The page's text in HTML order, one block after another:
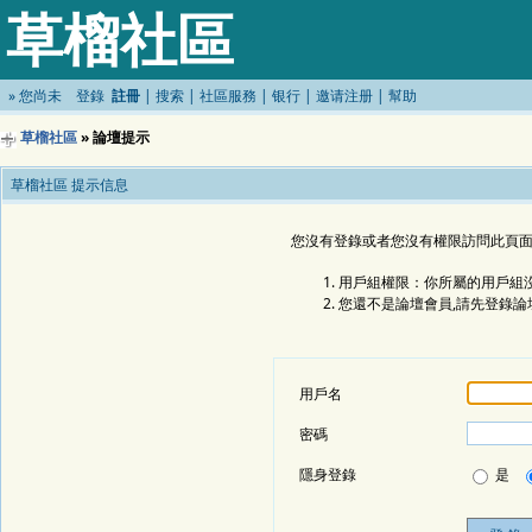
草榴社區
»您尚未 登錄 註冊 | 搜索 | 社區服務 | 银行 | 邀请注册 | 幫助
草榴社區» 論壇提示
草榴社區 提示信息
您沒有登錄或者您沒有權限訪問此頁
用戶組權限：你所屬的用戶組
您還不是論壇會員,請先登錄論
用戶名
密碼
隱身登錄
是